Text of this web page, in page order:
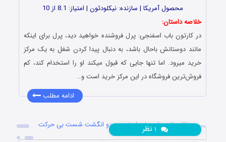
محصول آمریکا | سازنده: نیکلودئون | امتیاز: 8.1 از 10
خلاصه داستان:
در کارتون باب اسفنجی: پرل فروشنده خواهید دید، پرل برای اینکه
مانند دوستانش باحال باشد، به دنبال پیدا کردن شغل به یک مرکز
خرید میرود. اما تنها جایی که قبول میکند او را استخدام کند، کم
فروش‌ترین فروشگاه در این مرکز خرید است و…
ادامه مطلب
دانلود انیمیشن باب اسفنجی: دو انگشت شست بی حرکت
نظر